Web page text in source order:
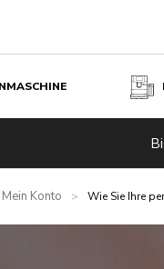
Mein Konto > Wie Sie Ihre